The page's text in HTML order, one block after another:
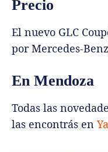
Precio
El nuevo GLC
por Mercedes-
En Mendoza
Todas las
las encontrás en